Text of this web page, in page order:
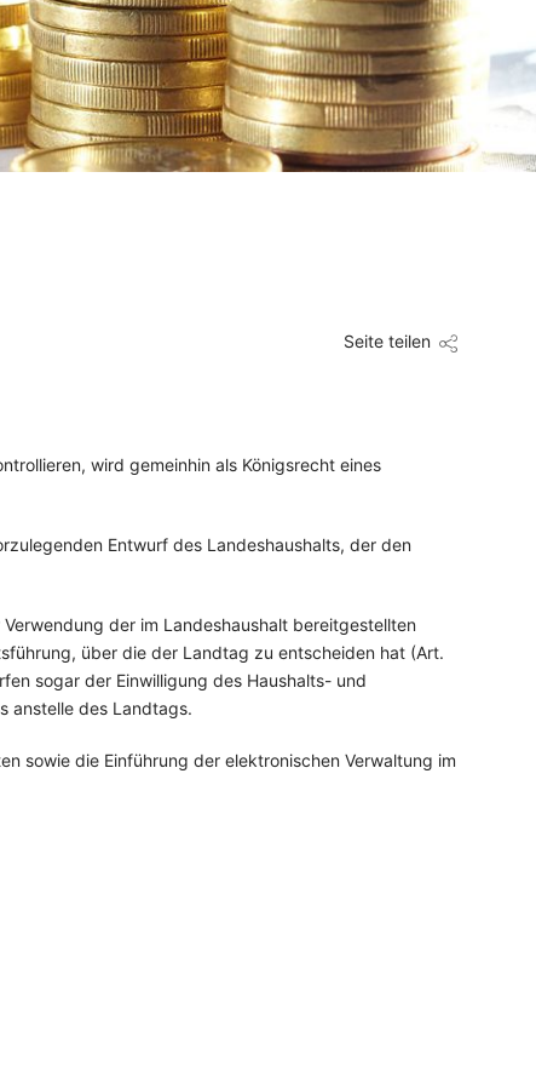
Seite teilen
wird gemeinhin als Königsrecht eines
Entwurf des Landeshaushalts, der den
der im Landeshaushalt bereitgestellten
über die der Landtag zu entscheiden hat (Art.
sogar der Einwilligung des Haushalts- und
anstelle des Landtags.
sowie die Einführung der elektronischen Verwaltung im